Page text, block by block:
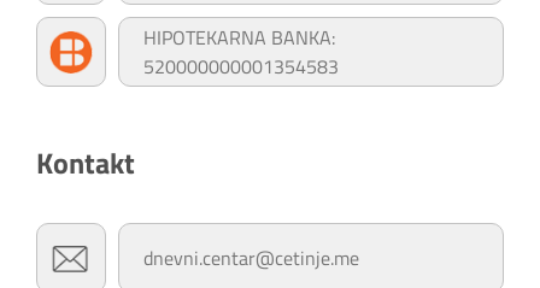
HIPOTEKARNA BANKA:
520000000001354583
Kontakt
dnevni.centar@cetinje.me